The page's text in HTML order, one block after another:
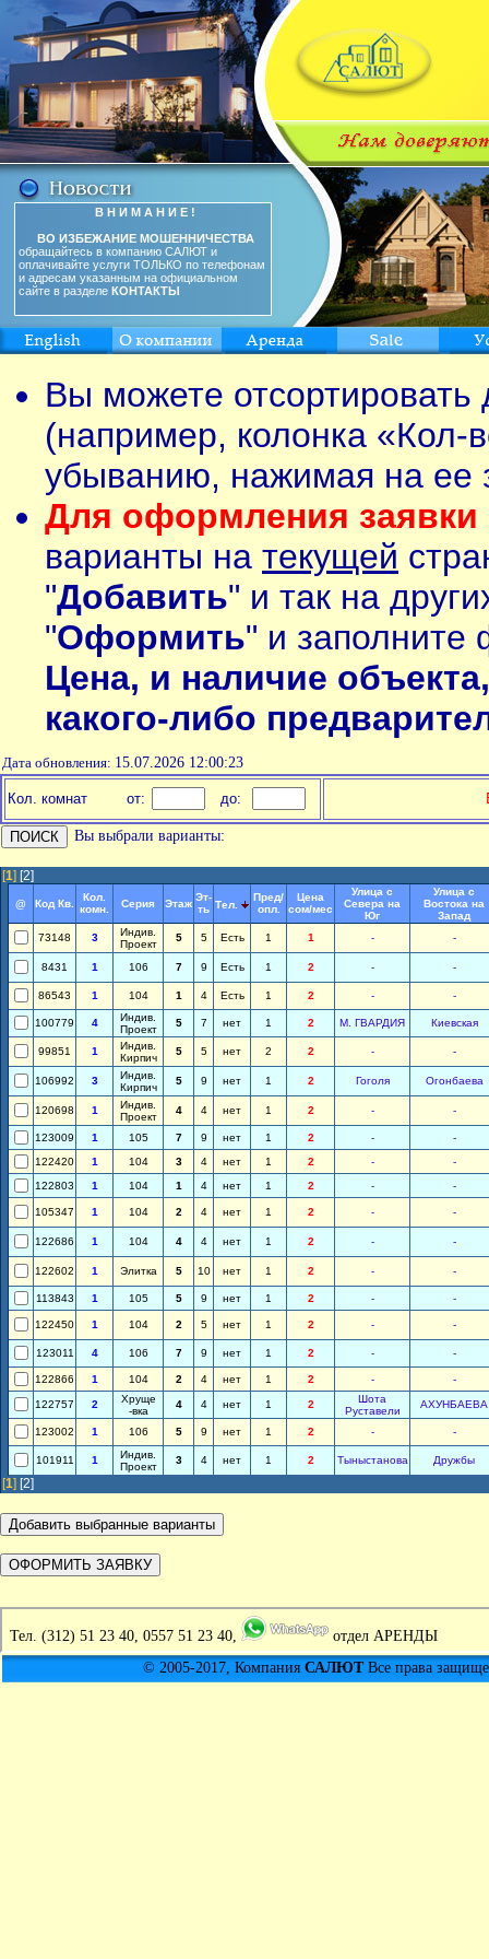
В Н И М А Н И Е !
ВО ИЗБЕЖАНИЕ МОШЕННИЧЕСТВА
обращайтесь в компанию САЛЮТ и
оплачивайте услуги ТОЛЬКО по телефонам
и адресам указанным на официальном
сайте в разделе КОНТАКТЫ
Вы можете
(например, колонка «Кол-
убыванию, нажимая на ее
Для оформления заявки
варианты на текущей
"Добавить" и так на
"Оформить" и заполните
Цена, и наличие
какого-либо
Дата обновления: 15.07.2026 12:00:23
Кол. комнат от: до:
Вы выбрали варианты:
[1] [2]
@ Код Кв.
Кол.
комн.
Серия Этаж
Эт-
ть Тел.
Пред/
опл.
Цена
сом/мес
Улица с
Севера на
Юг
Улица с
Востока на
Запад
73148
3
Индив.
Проект
5 5 Есть 1 1 - -
8431 1 106 7 9 Есть 1 2 - -
86543 1 104 1 4 Есть 1 2 - -
100779 4
Индив.
Проект
5 7 нет 1 2 М. ГВАРДИЯ Киевская
99851 1
Индив.
Кирпич
5 5 нет 2 2 - -
106992 3
Индив.
Кирпич
5 9 нет 1 2 Гоголя Огонбаева
120698 1
Индив.
Проект
4 4 нет 1 2 - -
123009 1 105 7 9 нет 1 2 -
-
122420
1 104 3 4 нет 1 2 -
-
122803
1 104 1 4 нет 1 2 - -
105347 1 104 2 4 нет 1 2 - -
122686 1 104 4 4 нет 1 2 - -
122602 1 Элитка 5 10 нет 1 2 - -
113843 1 105 5 9 нет 1 2 - -
122450 1 104 2 5 нет 1 2 - -
123011 4 106 7 9 нет 1 2 - -
122866 1 104 2 4 нет 1 2 - -
122757 2
Хруще
-вка
4 4 нет 1 2
Шота
Руставели
АХУНБАЕВА
123002 1 106 5 9 нет 1 2 - -
101911 1
Индив.
Проект
3 4 нет 1 2 Тыныстанова Дружбы
[1] [2]
Тел. (312) 51 23 40, 0557 51 23 40,
отдел АРЕНДЫ
© 2005-2017, Компания САЛЮТВсе права